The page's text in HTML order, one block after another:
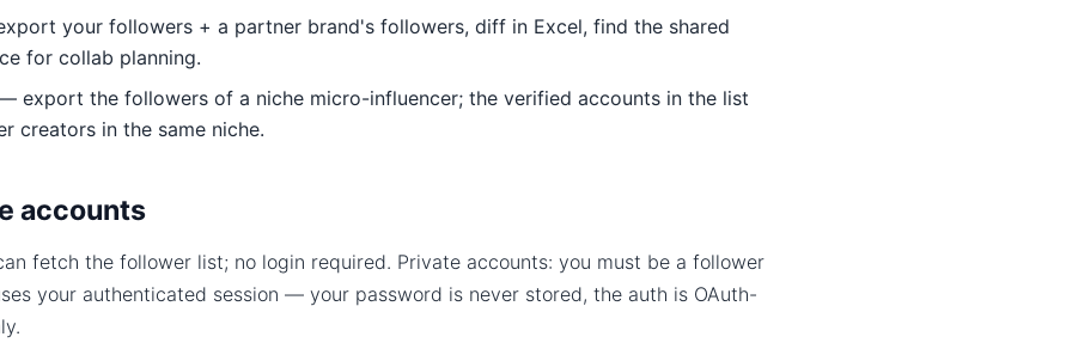
your followers + a partner brand's followers, diff in Excel, find the shared
for collab planning.
export the followers of a niche micro-influencer; the verified accounts in the list
creators in the same niche.
accounts
fetch the follower list; no login required. Private accounts: you must be a follower
your authenticated session — your password is never stored, the auth is OAuth-